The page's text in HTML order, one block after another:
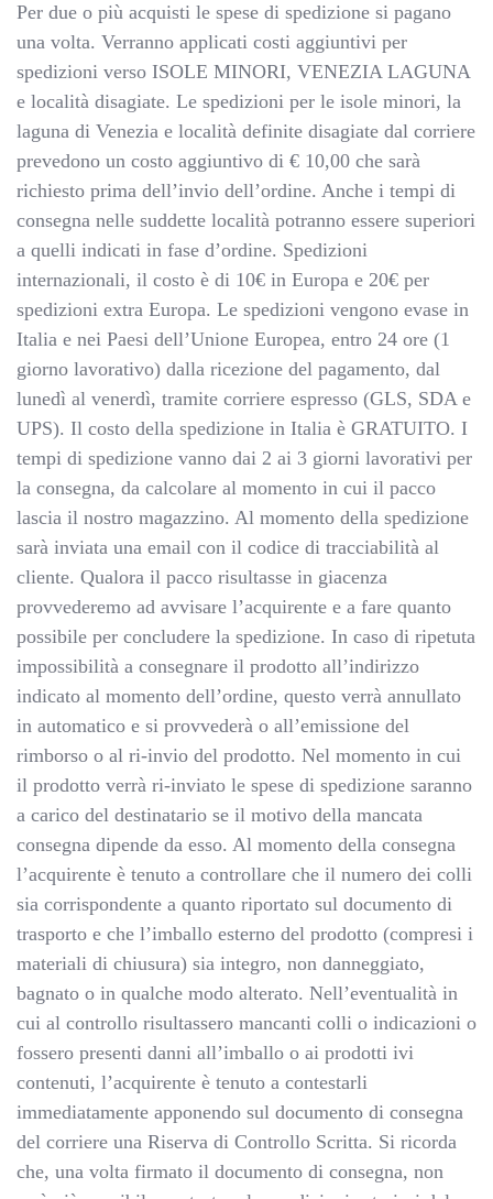
Per due o più acquisti le spese di spedizione si pagano
una volta. Verranno applicati costi aggiuntivi per
spedizioni verso ISOLE MINORI, VENEZIA LAGUNA
e località disagiate. Le spedizioni per le isole minori, la
laguna di Venezia e località definite disagiate dal corriere
prevedono un costo aggiuntivo di € 10,00 che sarà
richiesto prima dell’invio dell’ordine. Anche i tempi di
consegna nelle suddette località potranno essere superiori
a quelli indicati in fase d’ordine. Spedizioni
internazionali, il costo è di 10€ in Europa e 20€ per
spedizioni extra Europa. Le spedizioni vengono evase in
Italia e nei Paesi dell’Unione Europea, entro 24 ore (1
giorno lavorativo) dalla ricezione del pagamento, dal
lunedì al venerdì, tramite corriere espresso (GLS, SDA e
UPS). Il costo della spedizione in Italia è GRATUITO. I
tempi di spedizione vanno dai 2 ai 3 giorni lavorativi per
la consegna, da calcolare al momento in cui il pacco
lascia il nostro magazzino. Al momento della spedizione
sarà inviata una email con il codice di tracciabilità al
cliente. Qualora il pacco risultasse in giacenza
provvederemo ad avvisare l’acquirente e a fare quanto
possibile per concludere la spedizione. In caso di ripetuta
impossibilità a consegnare il prodotto all’indirizzo
indicato al momento dell’ordine, questo verrà annullato
in automatico e si provvederà o all’emissione del
rimborso o al ri-invio del prodotto. Nel momento in cui
il prodotto verrà ri-inviato le spese di spedizione saranno
a carico del destinatario se il motivo della mancata
consegna dipende da esso. Al momento della consegna
l’acquirente è tenuto a controllare che il numero dei colli
sia corrispondente a quanto riportato sul documento di
trasporto e che l’imballo esterno del prodotto (compresi i
materiali di chiusura) sia integro, non danneggiato,
bagnato o in qualche modo alterato. Nell’eventualità in
cui al controllo risultassero mancanti colli o indicazioni o
fossero presenti danni all’imballo o ai prodotti ivi
contenuti, l’acquirente è tenuto a contestarli
immediatamente apponendo sul documento di consegna
del corriere una Riserva di Controllo Scritta. Si ricorda
che, una volta firmato il documento di consegna, non